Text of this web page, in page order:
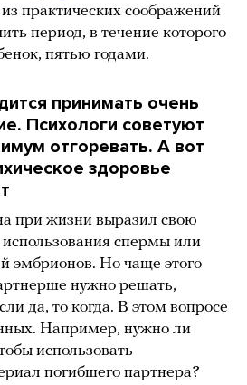
практических соображений
период, в течение которого
пятью годами.
принимать очень
Психологи советуют
отгоревать. А вот
здоровье
при жизни выразил свою
спермы или
эмбрионов. Но чаще этого
нужно решать,
да, то когда. В этом вопросе
Например, нужно ли
использовать
погибшего партнера?